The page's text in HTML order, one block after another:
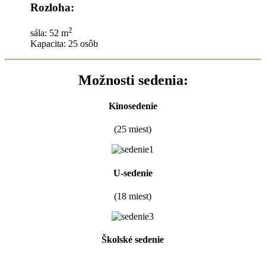
Rozloha:
sála: 52 m2
Kapacita: 25 osôb
Možnosti sedenia:
Kinosedenie
(25 miest)
U-sedenie
(18 miest)
Školské sedenie